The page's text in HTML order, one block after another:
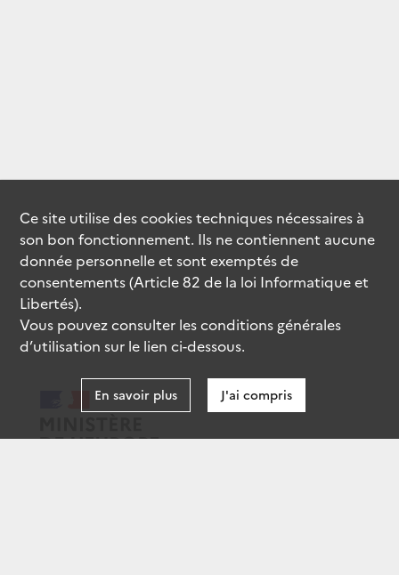
Ce site utilise descookiestechniques nécessaires à
son bon fonctionnement. Ils ne contiennent aucune
donnée personnelle et sont exemptés de
consentements (Article 82 de la loi Informatique et
Libertés).
Vous pouvez consulter les conditions générales
d’utilisation sur le lien ci-dessous.
En savoir plus J'ai compris